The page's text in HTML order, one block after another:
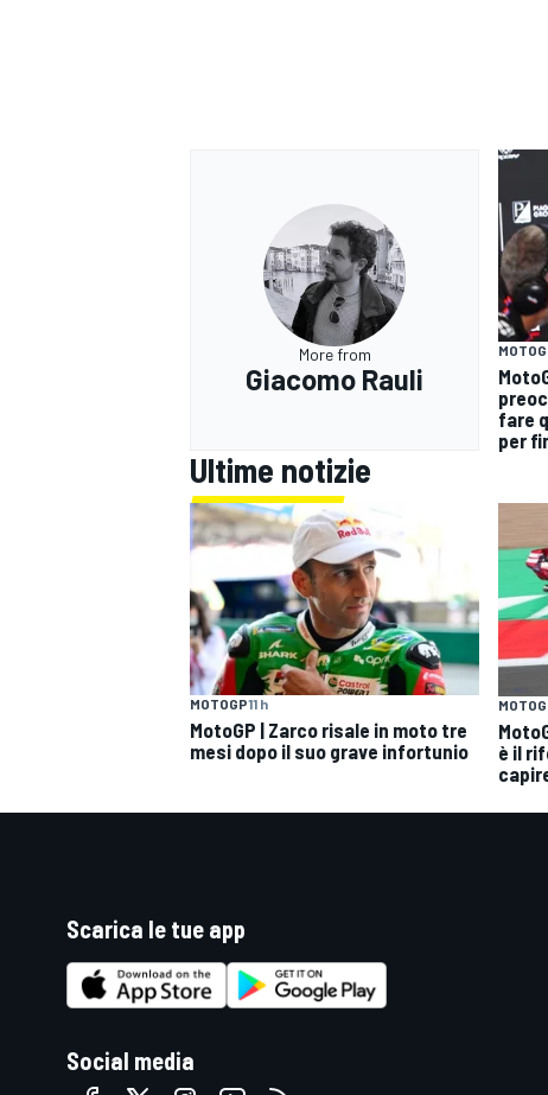
RALLY
More from
Giacomo Rauli
fare
per
Ultime notizie
MOTOGP11 h
MotoGP | Zarco risale in moto tre
mesi dopo il suo grave infortunio
è il
Scarica le tue app
Social media